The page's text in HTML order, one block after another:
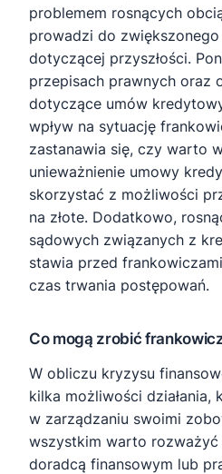
problemem rosnących
prowadzi do
dotyczącej przyszłości.
przepisach prawnych oraz
dotyczące umów
wpływ na sytuację
zastanawia się, czy warto
unieważnienie umowy
skorzystać z możliwości
na złote. Dodatkowo,
sądowych związanych z
stawia przed
czas trwania postępowań.
Co mogą zrobić
W obliczu kryzysu
kilka możliwości działania,
w zarządzaniu swoimi
wszystkim warto rozważyć
doradcą finansowym lub